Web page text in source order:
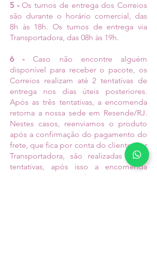
5 -Os turnos de entrega dos Correios
são durante o horário comercial, das
8h às 18h. Os turnos de entrega via
Transportadora, das 08h às 19h.
6 -Caso não encontre alguém
disponível para receber o pacote, os
Correios realizam até 2 tentativas de
entrega nos dias úteis posteriores.
Após as três tentativas, a encomenda
retorna a nossa sede em Resende/RJ.
Nestes casos, reenviamos o produto
após a confirmação do pagamento do
frete, que fica por conta do cliente. Por
Transportadora, são realizadas até 2
tentativas, após isso a encomenda
volta para a nossa sede.